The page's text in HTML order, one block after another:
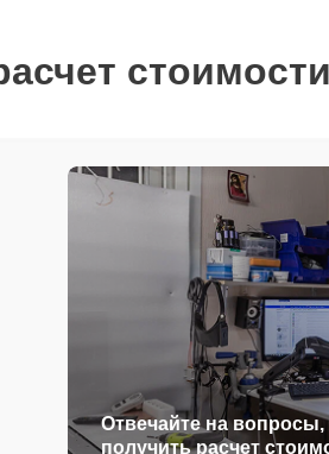
Отвечайте на
получить расчет